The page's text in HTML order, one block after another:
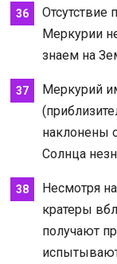
Отсутствие
Меркурии
знаем на
Меркурий
наклонены
Солнца
Несмотря
кратеры
получают